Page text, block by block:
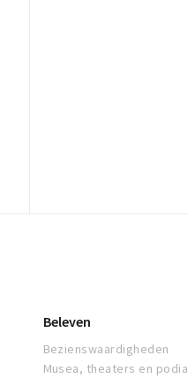
Beleven
Bezienswaardigheden
Musea, theaters en podia